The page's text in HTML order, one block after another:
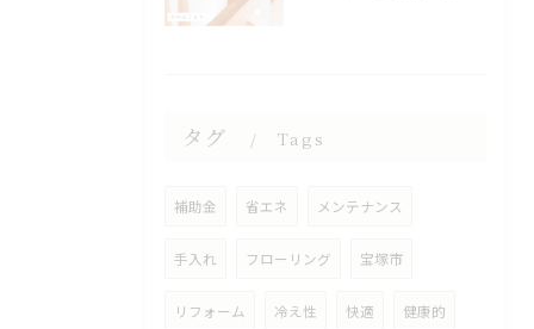
タグ Tags
補助金 省エネ メンテナンス
手入れ フローリング 宝塚市
リフォーム 冷え性 快適 健康的